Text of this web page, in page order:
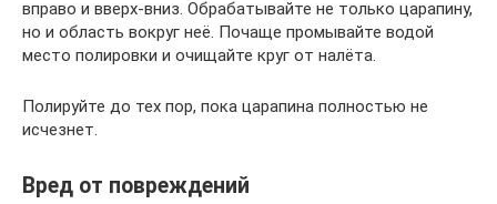
вправо и вверх-вниз. Обрабатывайте не только царапину,
но и область вокруг неё. Почаще промывайте водой
место полировки и очищайте круг от налёта.
Полируйте до тех пор, пока царапина полностью не
исчезнет.
Вред от повреждений